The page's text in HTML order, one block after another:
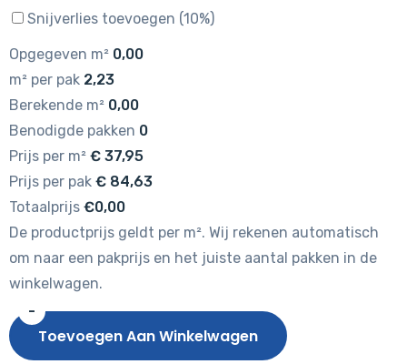
Snijverlies toevoegen (10%)
Opgegeven m² 0,00
m² per pak 2,23
Berekende m² 0,00
Benodigde pakken 0
Prijs per m² € 37,95
Prijs per pak € 84,63
Totaalprijs €0,00
De productprijs geldt per m². Wij rekenen automatisch
om naar een pakprijs en het juiste aantal pakken in de
winkelwagen.
-
Gelasta
Oakland
Toevoegen Aan Winkelwagen